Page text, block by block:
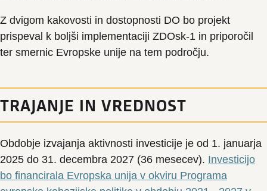
Z dvigom kakovosti in dostopnosti DO bo projekt
prispeval k boljši implementaciji ZDOsk-1 in priporočil
ter smernic Evropske unije na tem področju.
TRAJANJE IN VREDNOST
Obdobje izvajanja aktivnosti investicije je od 1. januarja
2025 do 31. decembra 2027 (36 mesecev). Investicijo
bo financirala Evropska unija v okviru Programa